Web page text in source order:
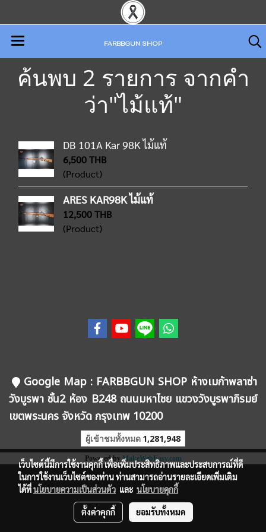
FARBBGUN SHOP
ค้นพบ 2 รายการ จากคำ
ว่า"ไม้แท้"
DB 101A Kar 98K ไม้แท้
6,500 THB
(Product)
ARES KAR98K ไม้แท้
12,500 THB
(Product)
Google Map: FARBBGUN SHOP ห้างเมก้าพลาซ่า
วังบูรพา ชั้น2 ห้อง B248 ถนนมหาไชย แขวงวังบูรพาภิรมย์
เขตพระนคร จังหวัด กรุงเทพ 10200
ผู้เข้าชมทั้งหมด 1,281,948
Powered byMakeWebEasy.com
เว็บไซต์นี้มีการใช้งานคุกกี้ เพื่อเพิ่มประสิทธิภาพและประสบการณ์ที่ดี
ในการใช้งานเว็บไซต์ของท่าน ท่านสามารถอ่านรายละเอียดเพิ่มเติม
ได้ที่นโยบายความเป็นส่วนตัว และ นโยบายคุกกี้
ตั้งค่าคุกกี้ ยอมรับทั้งหมด